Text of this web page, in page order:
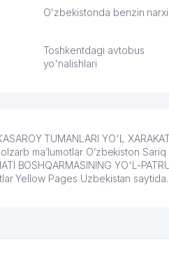
O'zbekistonda benzin narxi
Toshkentdagi avtobus
yo'nalishlari
TUMANLARI YO'L
ma’lumotlar O’zbekiston Sariq
BOSHQARMASINING YO'L-
Yellow Pages Uzbekistan saytida.